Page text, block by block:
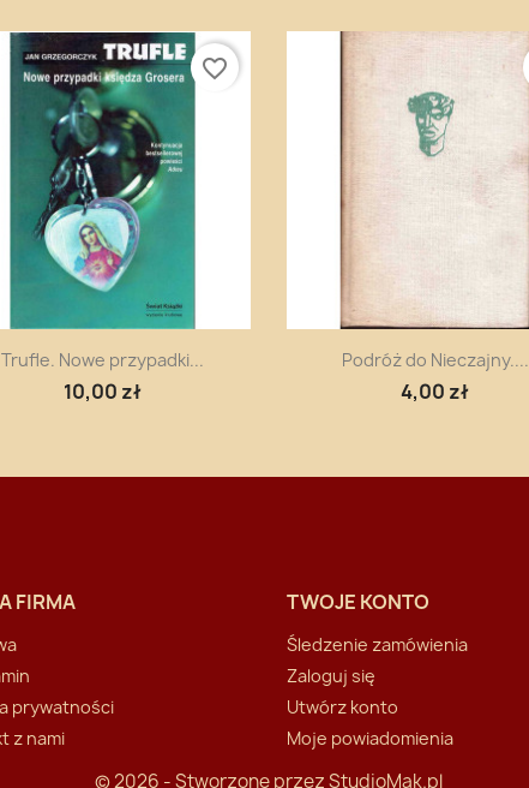
Szybki podgląd
Trufle. Nowe przypadki...
10,00 zł
favorite_border
Szybki podgląd
Podróż do Nieczajny....
4,00 zł
FIRMA
prywatności
z nami
TWOJE KONTO
Śledzenie zamówienia
Zaloguj się
Utwórz konto
Moje powiadomienia
© 2026 - Stworzone przezStudioMak.pl